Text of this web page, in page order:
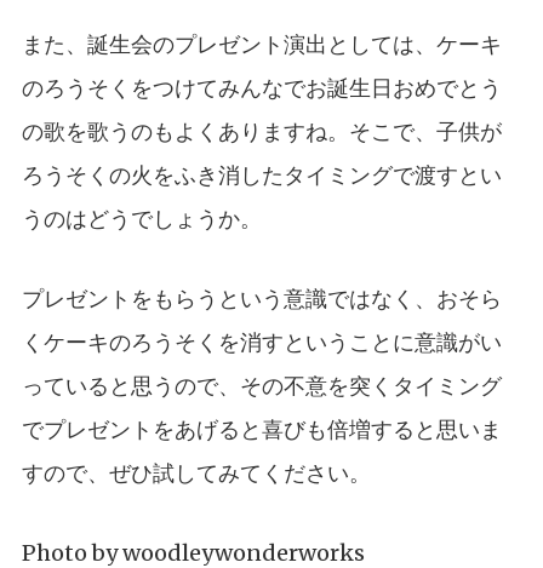
また、誕生会のプレゼント演出としては、ケーキ
のろうそくをつけてみんなでお誕生日おめでとう
の歌を歌うのもよくありますね。そこで、子供が
ろうそくの火をふき消したタイミングで渡すとい
うのはどうでしょうか。
プレゼントをもらうという意識ではなく、おそら
くケーキのろうそくを消すということに意識がい
っていると思うので、その不意を突くタイミング
でプレゼントをあげると喜びも倍増すると思いま
すので、ぜひ試してみてください。
Photo bywoodleywonderworks